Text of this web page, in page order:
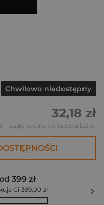
Chwilowo niedostępny
32,18 zł
- sugerowana cena detaliczna
399 zł
Ci 399,00 zł